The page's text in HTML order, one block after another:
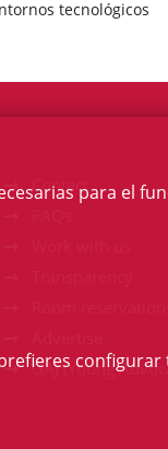
tecnológicos
Contact
GAJ (Young
para el